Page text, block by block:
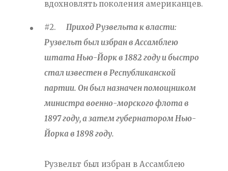
вдохновлять поколения американцев.
#2. Приход Рузвельта к власти:
Рузвельт был избран в Ассамблею
штата Нью-Йорк в 1882 году и быстро
стал известен в Республиканской
партии. Он был назначен помощником
министра военно-морского флота в
1897 году, а затем губернатором Нью-
Йорка в 1898 году.
Рузвельт был избран в Ассамблею